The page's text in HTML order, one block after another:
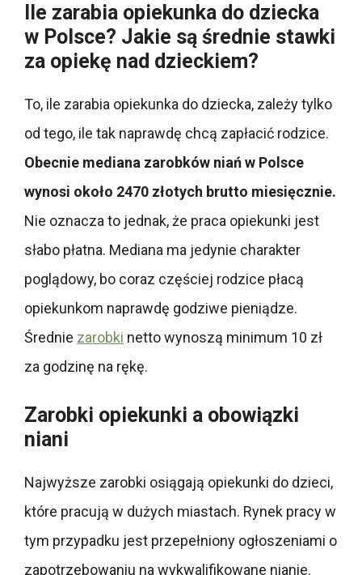
Ile zarabia opiekunka do dziecka
w Polsce? Jakie są średnie stawki
za opiekę nad dzieckiem?
To, ile zarabia opiekunka do dziecka, zależy tylko
od tego, ile tak naprawdę chcą zapłacić rodzice.
Obecnie mediana zarobków niań w Polsce
wynosi około 2470 złotych brutto miesięcznie.
Nie oznacza to jednak, że praca opiekunki jest
słabo płatna. Mediana ma jedynie charakter
poglądowy, bo coraz częściej rodzice płacą
opiekunkom naprawdę godziwe pieniądze.
Średnie zarobki netto wynoszą minimum 10 zł
za godzinę na rękę.
Zarobki opiekunki a obowiązki
niani
Najwyższe zarobki osiągają opiekunki do dzieci,
które pracują w dużych miastach. Rynek pracy w
tym przypadku jest przepełniony ogłoszeniami o
zapotrzebowaniu na wykwalifikowane nianie.